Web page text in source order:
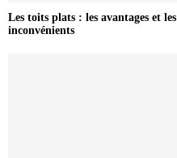
Les toits plats : les avantages et les
inconvénients